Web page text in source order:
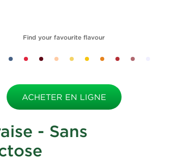
Find your favourite flavour
ACHETER EN LIGNE
- Sans